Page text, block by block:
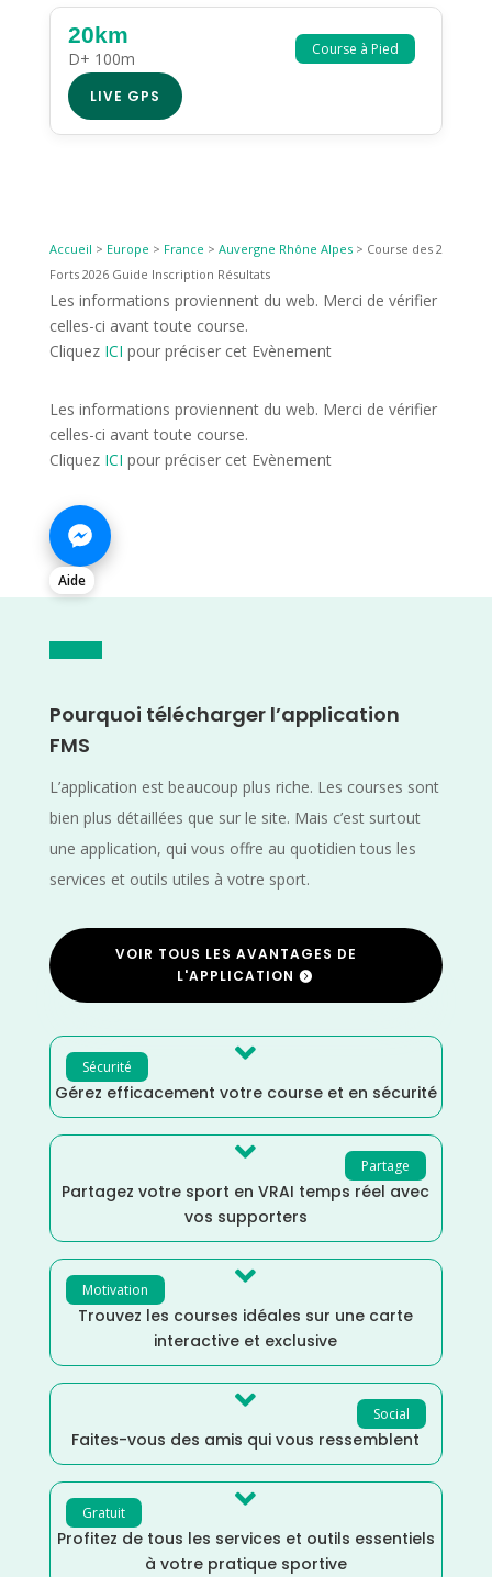
Course à Pied
20km
D+ 100m
LIVE GPS
Accueil > Europe > France > Auvergne Rhône Alpes> Course des 2
Forts 2026 Guide Inscription Résultats
Les informations proviennent du web. Merci de vérifier
celles-ci avant toute course.
Cliquez ICI pour préciser cet Evènement
Les informations proviennent du web. Merci de vérifier
celles-ci avant toute course.
Cliquez ICI pour préciser cet Evènement
Aide
Pourquoi télécharger l’application
FMS
L’application est beaucoup plus riche. Les courses sont
bien plus détaillées que sur le site. Mais c’est surtout
une application, qui vous offre au quotidien tous les
services et outils utiles à votre sport.
VOIR TOUS LES AVANTAGES DE
L'APPLICATION
Sécurité 
Gérez efficacement votre course et en sécurité
Partage

Partagez votre sport en VRAI temps réel avec
vos supporters
Motivation 
Trouvez les courses idéales sur une carte
interactive et exclusive
Social

Faites-vous des amis qui vous ressemblent
Gratuit 
Profitez de tous les services et outils essentiels
à votre pratique sportive